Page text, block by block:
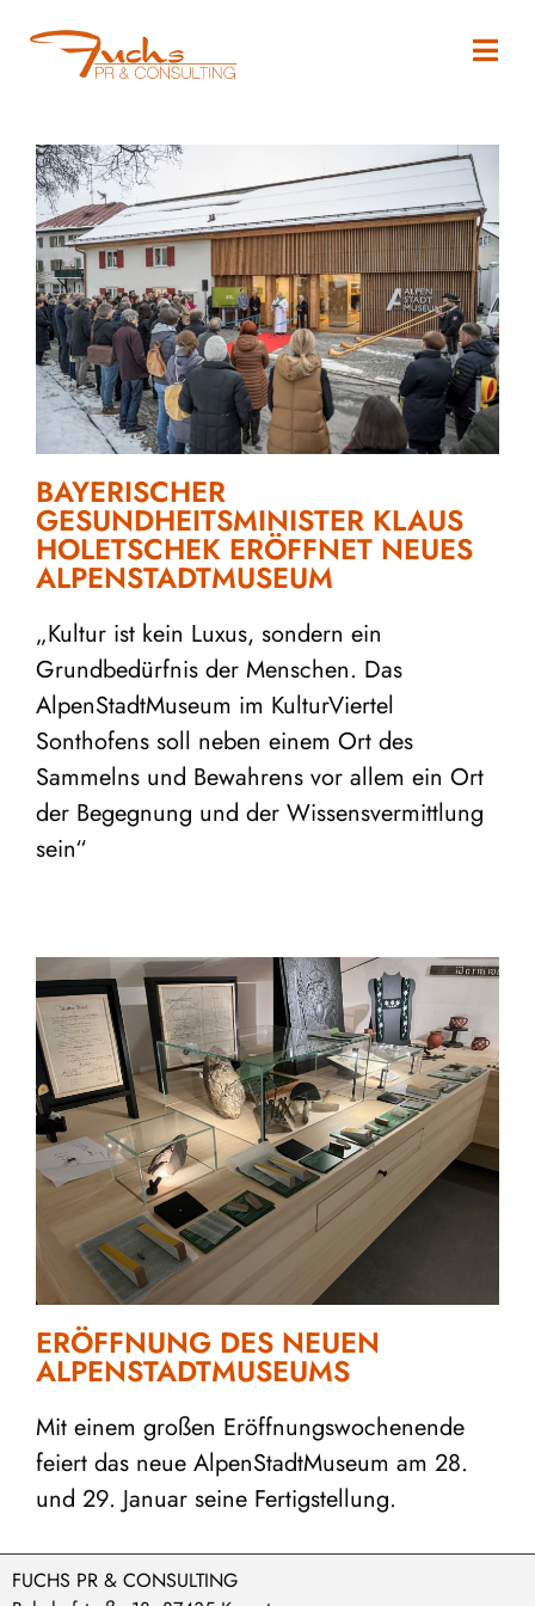
BAYERISCHER
GESUNDHEITSMINISTER KLAUS
HOLETSCHEK ERÖFFNET NEUES
ALPENSTADTMUSEUM
„Kultur ist kein Luxus, sondern ein
Grundbedürfnis der Menschen. Das
AlpenStadtMuseum im KulturViertel
Sonthofens soll neben einem Ort des
Sammelns und Bewahrens vor allem ein Ort
der Begegnung und der Wissensvermittlung
sein“
ERÖFFNUNG DES NEUEN
ALPENSTADTMUSEUMS
Mit einem großen Eröffnungswochenende
feiert das neue AlpenStadtMuseum am 28.
und 29. Januar seine Fertigstellung.
FUCHS PR & CONSULTING